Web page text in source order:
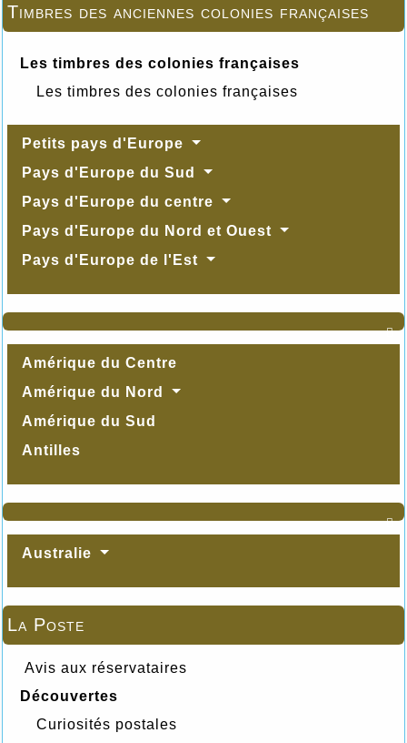
Timbres des anciennes colonies françaises
Les timbres des colonies françaises
Les timbres des colonies françaises
Petits pays d'Europe
Pays d'Europe du Sud
Pays d'Europe du centre
Pays d'Europe du Nord et Ouest
Pays d'Europe de l'Est

Amérique du Centre
Amérique du Nord
Amérique du Sud
Antilles

Australie
La Poste
Avis aux réservataires
Découvertes
Curiosités postales